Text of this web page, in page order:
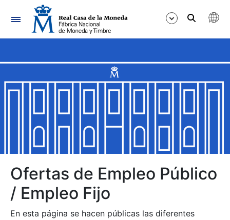
Navegación
Mostrar/Ocultar
Mostrar/Ocultar
Mostrar/Ocultar
Mostrar/Ocultar
Ofertas de Empleo Público
/ Empleo Fijo
En esta página se hacen públicas las diferentes